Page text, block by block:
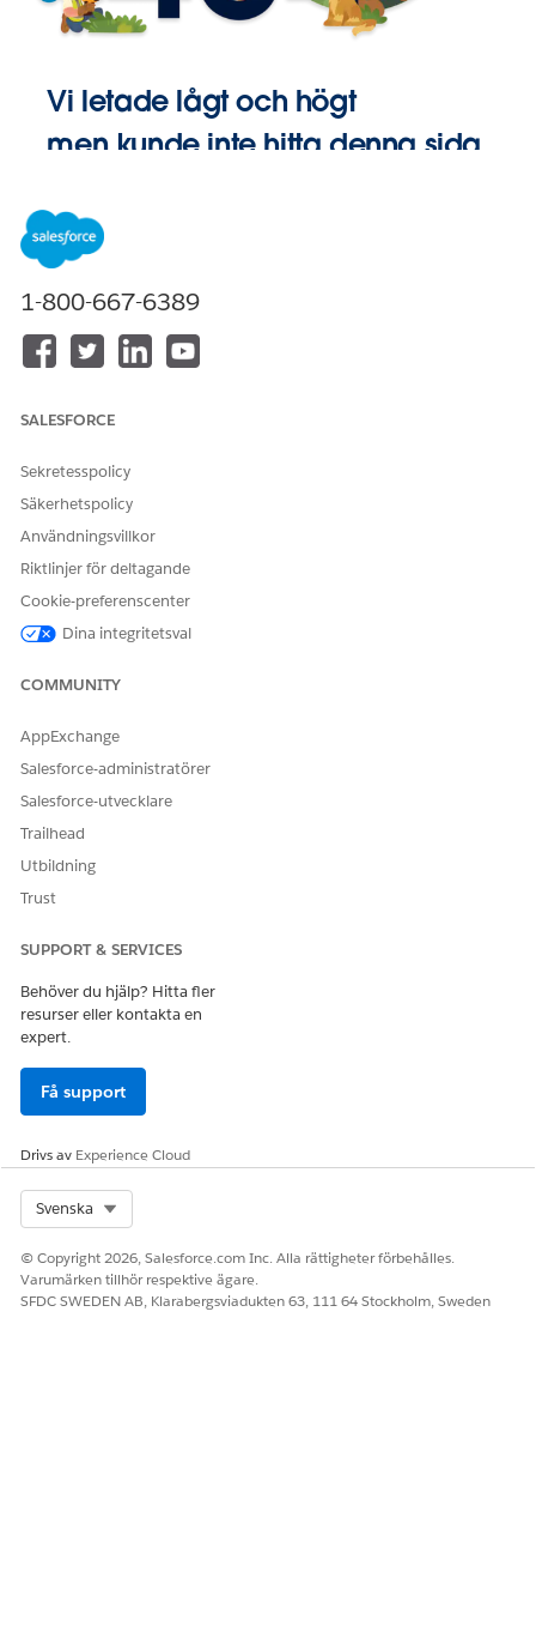
Vi letade lågt och högt
men kunde inte hitta denna sida.
1-800-667-6389
SALESFORCE
Sekretesspolicy
Säkerhetspolicy
Användningsvillkor
Riktlinjer för deltagande
Cookie-preferenscenter
Dina integritetsval
COMMUNITY
AppExchange
Salesforce-administratörer
Salesforce-utvecklare
Trailhead
Utbildning
Trust
SUPPORT & SERVICES
Behöver du hjälp? Hitta fler
resurser eller kontakta en
expert.
Få support
Drivs av Experience Cloud
Svenska
© Copyright 2026, Salesforce.com Inc. Alla rättigheter förbehålles.
Varumärken tillhör respektive ägare.
SFDC SWEDEN AB, Klarabergsviadukten 63, 111 64 Stockholm, Sweden